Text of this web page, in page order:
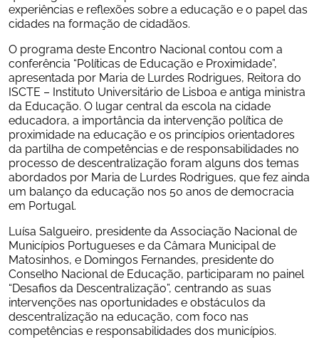
experiências e reflexões sobre a educação e o papel das
cidades na formação de cidadãos.
O programa deste Encontro Nacional contou com a
conferência “Políticas de Educação e Proximidade”,
apresentada por Maria de Lurdes Rodrigues, Reitora do
ISCTE – Instituto Universitário de Lisboa e antiga ministra
da Educação. O lugar central da escola na cidade
educadora, a importância da intervenção política de
proximidade na educação e os princípios orientadores
da partilha de competências e de responsabilidades no
processo de descentralização foram alguns dos temas
abordados por Maria de Lurdes Rodrigues, que fez ainda
um balanço da educação nos 50 anos de democracia
em Portugal.
Luísa Salgueiro, presidente da Associação Nacional de
Municípios Portugueses e da Câmara Municipal de
Matosinhos, e Domingos Fernandes, presidente do
Conselho Nacional de Educação, participaram no painel
“Desafios da Descentralização”, centrando as suas
intervenções nas oportunidades e obstáculos da
descentralização na educação, com foco nas
competências e responsabilidades dos municípios.